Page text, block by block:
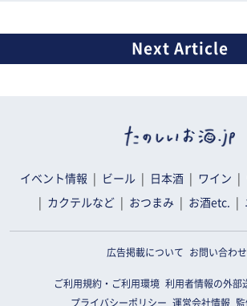
イベント情報 ビール 日本酒 ワイン
カクテルなど おつまみ お酒etc.
広告掲載について お問い合わせ
ご利用規約・ご利用環境 利用者情報の外部
プライバシーポリシー
運営会社情報